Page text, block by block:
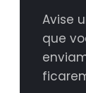
Avise
que